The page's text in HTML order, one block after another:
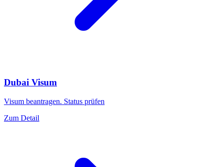
Dubai Visum
Visum beantragen. Status prüfen
Zum Detail